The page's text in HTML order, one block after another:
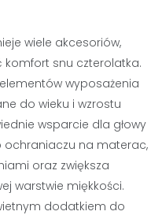
wiele akcesoriów,
snu czterolatka.
wyposażenia
do wieku i wzrostu
wsparcie dla głowy
ochraniaczu na materac,
oraz zwiększa
warstwie miękkości.
dodatkiem do